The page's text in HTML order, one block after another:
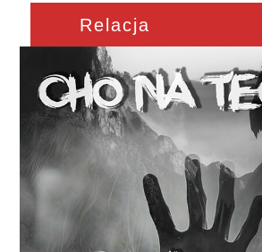
Relacja